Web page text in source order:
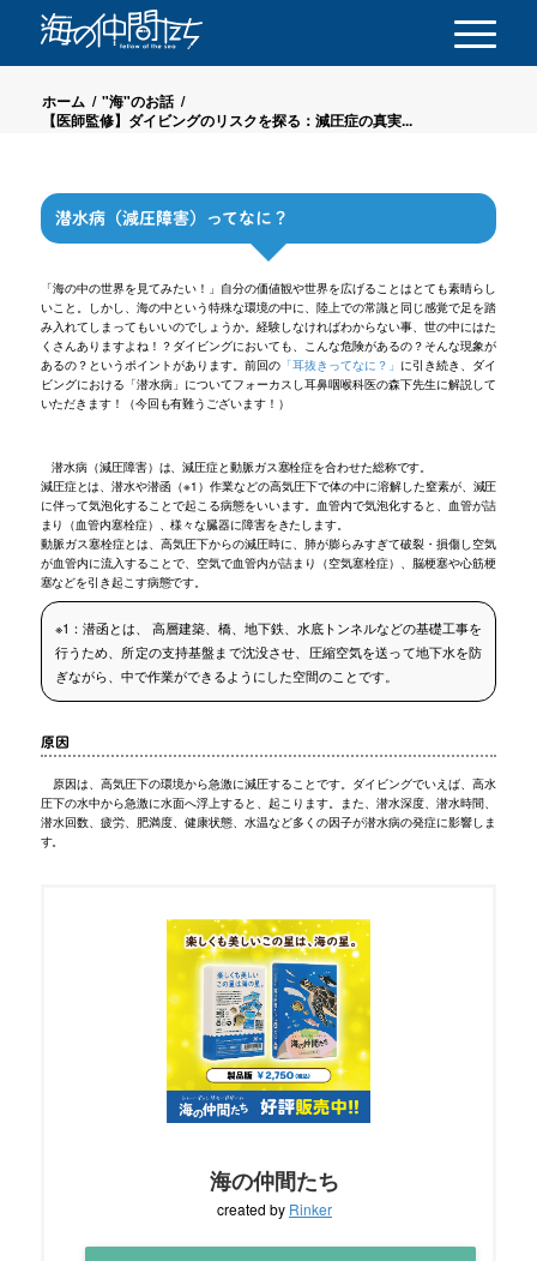
ホーム / "海"のお話 /
【医師監修】ダイビングのリスクを探る：減圧症の真実...
潜水病（減圧障害）ってなに？
「海の中の世界を見てみたい！」自分の価値観や世界を広げることはとても素晴らし
いこと。しかし、海の中という特殊な環境の中に、陸上での常識と同じ感覚で足を踏
み入れてしまってもいいのでしょうか。経験しなければわからない事、世の中にはた
くさんありますよね！？ダイビングにおいても、こんな危険があるの？そんな現象が
あるの？というポイントがあります。前回の 「耳抜きってなに？」 に引き続き、ダイ
ビングにおける「潜水病」についてフォーカスし耳鼻咽喉科医の森下先生に解説して
いただきます！（今回も有難うございます！）
潜水病（減圧障害）は、減圧症と動脈ガス塞栓症を合わせた総称です。
減圧症とは、潜水や潜函（※1）作業などの高気圧下で体の中に溶解した窒素が、減圧
に伴って気泡化することで起こる病態をいいます。血管内で気泡化すると、血管が詰
まり（血管内塞栓症）、様々な臓器に障害をきたします。
動脈ガス塞栓症とは、高気圧下からの減圧時に、肺が膨らみすぎて破裂・損傷し空気
が血管内に流入することで、空気で血管内が詰まり（空気塞栓症）、脳梗塞や心筋梗
塞などを引き起こす病態です。
※1：潜函とは、 高層建築、橋、地下鉄、水底トンネルなどの基礎工事を
行うため、所定の支持基盤まで沈没させ、圧縮空気を送って地下水を防
ぎながら、中で作業ができるようにした空間のことです。
原因
原因は、高気圧下の環境から急激に減圧することです。ダイビングでいえば、高水
圧下の水中から急激に水面へ浮上すると、起こります。また、潜水深度、潜水時間、
潜水回数、疲労、肥満度、健康状態、水温など多くの因子が潜水病の発症に影響しま
す。
海の仲間たち
created by Rinker